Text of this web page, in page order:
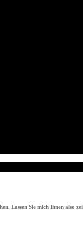
Lassen Sie mich Ihnen also